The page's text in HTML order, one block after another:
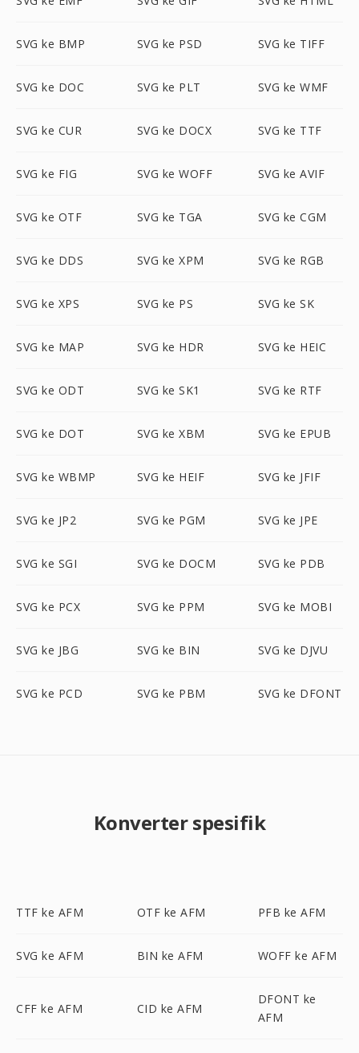
SVG ke BMP SVG ke PSD SVG ke TIFF
SVG ke DOC SVG ke PLT SVG ke WMF
SVG ke CUR SVG ke DOCX SVG ke TTF
SVG ke FIG SVG ke WOFF SVG ke AVIF
SVG ke OTF SVG ke TGA SVG ke CGM
SVG ke DDS SVG ke XPM SVG ke RGB
SVG ke XPS SVG ke PS SVG ke SK
SVG ke MAP SVG ke HDR SVG ke HEIC
SVG ke ODT SVG ke SK1 SVG ke RTF
SVG ke DOT SVG ke XBM SVG ke EPUB
SVG ke WBMP SVG ke HEIF SVG ke JFIF
SVG ke JP2 SVG ke PGM SVG ke JPE
SVG ke SGI SVG ke DOCM SVG ke PDB
SVG ke PCX SVG ke PPM SVG ke MOBI
SVG ke JBG SVG ke BIN SVG ke DJVU
SVG ke PCD SVG ke PBM SVG ke DFONT
Konverter spesifik
TTF ke AFM OTF ke AFM PFB ke AFM
SVG ke AFM BIN ke AFM WOFF ke AFM
CFF ke AFM CID ke AFM
DFONT ke
AFM